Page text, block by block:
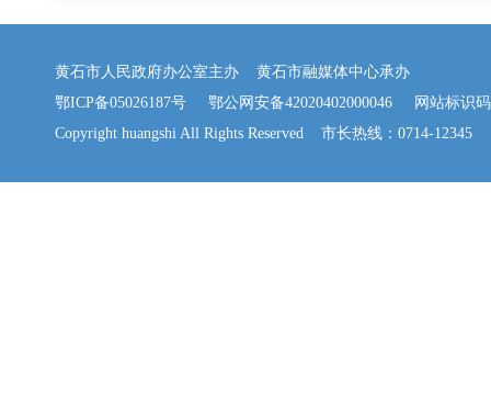
黄石市人民政府办公室主办 黄石市融媒体中心承办
鄂ICP备05026187号
鄂公网安备42020402000046 网站标识码
Copyright huangshi All Rights Reserved 市长热线：0714-12345